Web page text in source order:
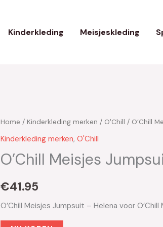
Kinderkleding Meisjeskleding
Home / Kinderkleding merken / O'Chill / O’Chill
Kinderkleding merken, O'Chill
O’Chill Meisjes
€41.95
O’Chill Meisjes Jumpsuit – Helena voor O’Chill